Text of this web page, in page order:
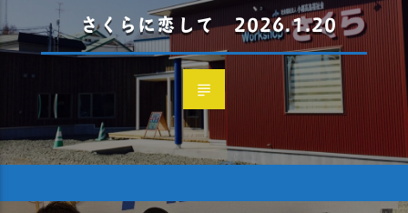
さくらに恋して 2026.1.20